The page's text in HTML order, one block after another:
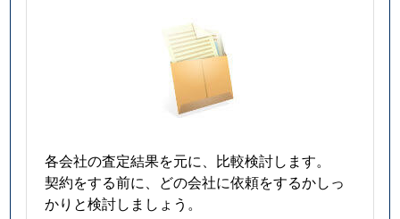
各会社の査定結果を元に、比較検討します。
契約をする前に、どの会社に依頼をするかしっ
かりと検討しましょう。